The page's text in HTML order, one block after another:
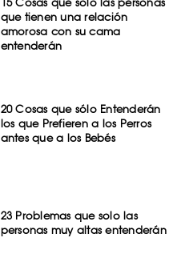
15 Cosas que solo las personas
que tienen una relación
amorosa con su cama
entenderán
20 Cosas que sólo Entenderán
los que Prefieren a los Perros
antes que a los Bebés
23 Problemas que solo las
personas muy altas entenderán